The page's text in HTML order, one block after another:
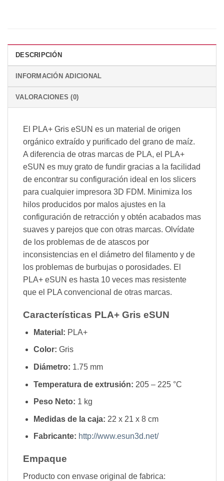
DESCRIPCIÓN
INFORMACIÓN ADICIONAL
VALORACIONES (0)
El PLA+ Gris eSUN es un material de origen
orgánico extraído y purificado del grano de maíz.
A diferencia de otras marcas de PLA, el PLA+
eSUN es muy grato de fundir gracias a la facilidad
de encontrar su configuración ideal en los slicers
para cualquier impresora 3D FDM. Minimiza los
hilos producidos por malos ajustes en la
configuración de retracción y obtén acabados mas
suaves y parejos que con otras marcas. Olvídate
de los problemas de de atascos por
inconsistencias en el diámetro del filamento y de
los problemas de burbujas o porosidades. El
PLA+ eSUN es hasta 10 veces mas resistente
que el PLA convencional de otras marcas.
Características PLA+ Gris eSUN
Material: PLA+
Color: Gris
Diámetro: 1.75 mm
Temperatura de extrusión: 205 – 225 °C
Peso Neto: 1 kg
Medidas de la caja: 22 x 21 x 8 cm
Fabricante: http://www.esun3d.net/
Empaque
Producto con envase original de fabrica: